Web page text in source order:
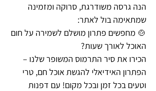
הנה גרסה משודרגת, סרוקה ומזמינה
שמתאימה בול לאתר:
🍲 מחפשים פתרון מושלם לשמירה על חום
האוכל לאורך שעות?
הכירו את סיר התרמוס המשופר שלנו –
הפתרון האידיאלי להגשת אוכל חם, טרי
וטעים בכל זמן ובכל מקום! עם דפנות